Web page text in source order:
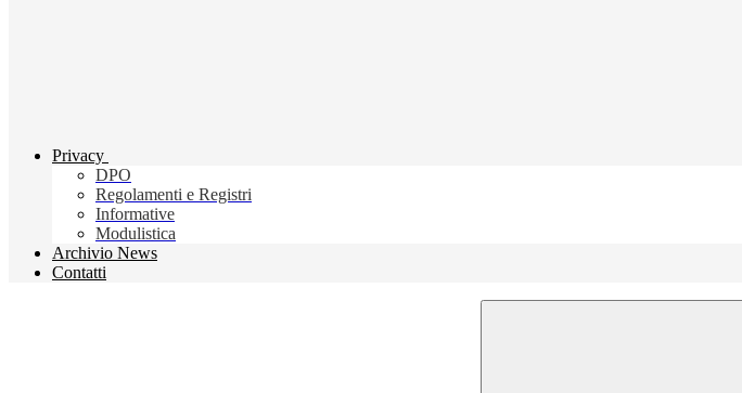
Privacy
DPO
Regolamenti e Registri
Informative
Modulistica
Archivio News
Contatti